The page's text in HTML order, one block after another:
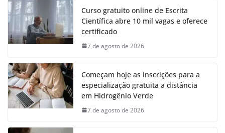
Curso gratuito online de Escrita
Científica abre 10 mil vagas e oferece
certificado
7 de agosto de 2026
Começam hoje as inscrições para a
especialização gratuita a distância
em Hidrogênio Verde
7 de agosto de 2026